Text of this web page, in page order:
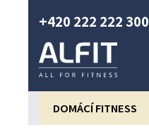
+420 222 222 300
DOMÁCÍ FITNESS